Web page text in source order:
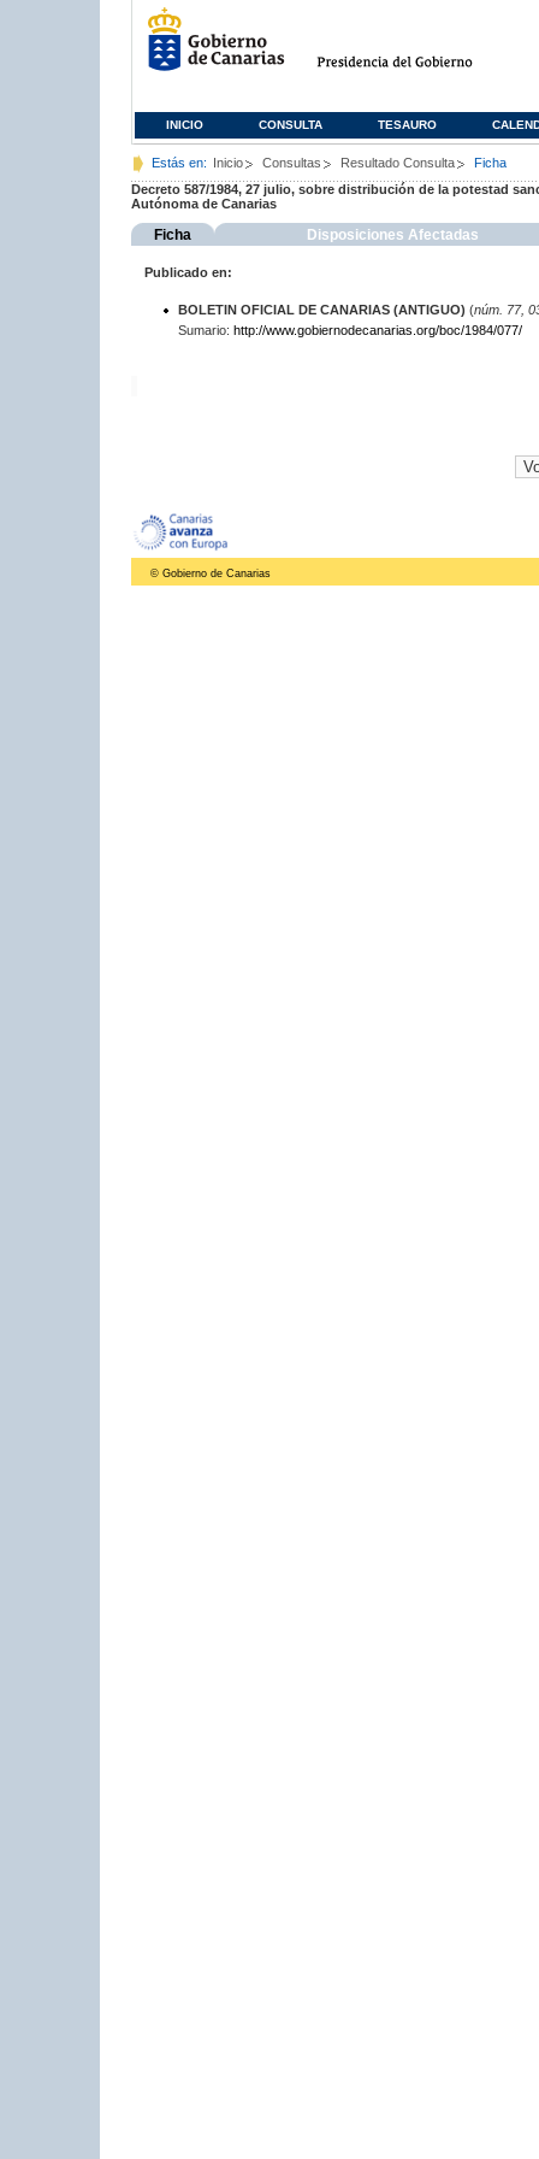
INICIO CONSULTA TESAURO
Estás en: Inicio Consultas Resultado Consulta
Ficha
Decreto 587/1984, 27 julio, sobre distribución de la potestad
Autónoma de Canarias
Ficha Disposiciones Afectadas
Publicado en:
BOLETIN OFICIAL DE CANARIAS (ANTIGUO) (núm. 77,
Sumario: http://www.gobiernodecanarias.org/boc/1984/077/
© Gobierno de Canarias